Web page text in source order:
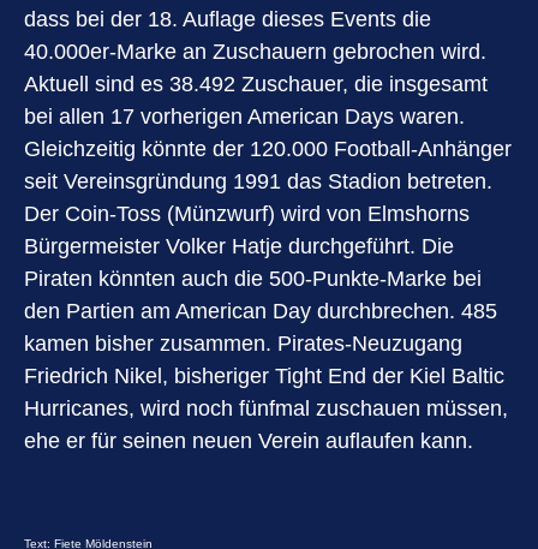
dass bei der 18. Auflage dieses Events die
40.000er-Marke an Zuschauern gebrochen wird.
Aktuell sind es 38.492 Zuschauer, die insgesamt
bei allen 17 vorherigen American Days waren.
Gleichzeitig könnte der 120.000 Football-Anhänger
seit Vereinsgründung 1991 das Stadion betreten.
Der Coin-Toss (Münzwurf) wird von Elmshorns
Bürgermeister Volker Hatje durchgeführt. Die
Piraten könnten auch die 500-Punkte-Marke bei
den Partien am American Day durchbrechen. 485
kamen bisher zusammen. Pirates-Neuzugang
Friedrich Nikel, bisheriger Tight End der Kiel Baltic
Hurricanes, wird noch fünfmal zuschauen müssen,
ehe er für seinen neuen Verein auflaufen kann.
Text: Fiete Möldenstein